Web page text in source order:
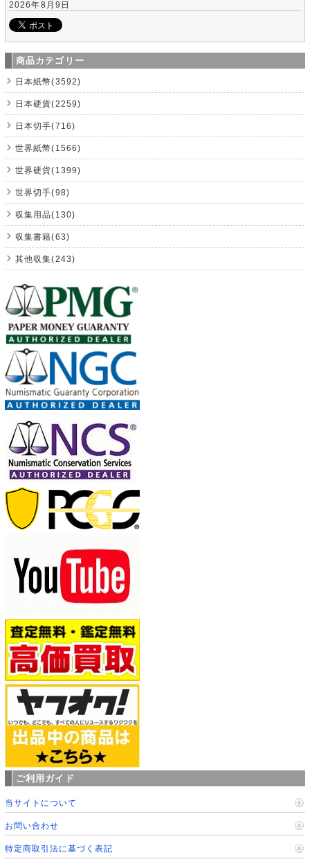
2026年8月9日
商品カテゴリー
日本紙幣(3592)
日本硬貨(2259)
日本切手(716)
世界紙幣(1566)
世界硬貨(1399)
世界切手(98)
収集用品(130)
収集書籍(63)
其他収集(243)
ご利用ガイド
当サイトについて
お問い合わせ
特定商取引法に基づく表記